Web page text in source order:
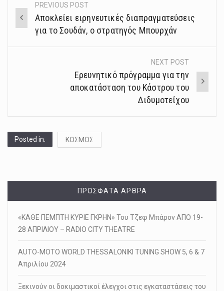
Post
navigation
PREVIOUS POST
Αποκλείει ειρηνευτικές διαπραγματεύσεις
για το Σουδάν, ο στρατηγός Μπουρχάν
NEXT POST
Ερευνητικό πρόγραμμα για την
αποκατάσταση του Κάστρου του
Διδυμοτείχου
Posted in: ΚΟΣΜΟΣ
ΠΡΌΣΦΑΤΑ ΆΡΘΡΑ
«ΚΑΘΕ ΠΕΜΠΤΗ ΚΥΡΙΕ ΓΚΡΗΝ» Του Τζεφ Μπάρον ΑΠΟ 19-
28 ΑΠΡΙΛΙΟΥ – RADIO CITY THEATRE
AUTO-MOTO WORLD THESSALONIKI TUNING SHOW 5, 6 & 7
Απριλίου 2024
Ξεκινούν οι δοκιμαστικοί έλεγχοι στις εγκαταστάσεις του